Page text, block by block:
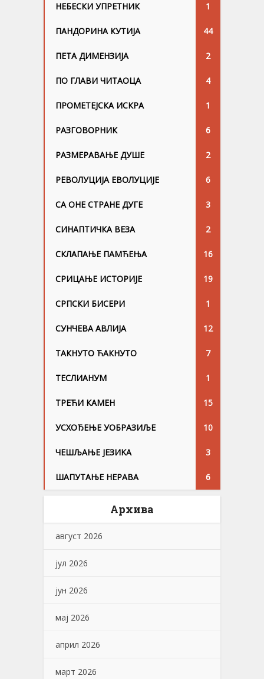
НЕБЕСКИ УПРЕТНИК 1
ПАНДОРИНА КУТИЈА 44
ПЕТА ДИМЕНЗИЈА 2
ПО ГЛАВИ ЧИТАОЦА 4
ПРОМЕТЕЈСКА ИСКРА 1
РАЗГОВОРНИК 6
РАЗМЕРАВАЊЕ ДУШЕ 2
РЕВОЛУЦИЈА ЕВОЛУЦИЈЕ 6
СА ОНЕ СТРАНЕ ДУГЕ 3
СИНАПТИЧКА ВЕЗА 2
СКЛАПАЊЕ ПАМЋЕЊА 16
СРИЦАЊЕ ИСТОРИЈЕ 19
СРПСКИ БИСЕРИ 1
СУНЧЕВА АВЛИЈА 12
ТАКНУТО ЋАКНУТО 7
ТЕСЛИАНУМ 1
ТРЕЋИ КАМЕН 15
УСХОЂЕЊЕ УОБРАЗИЉЕ 10
ЧЕШЉАЊЕ ЈЕЗИKА 3
ШАПУТАЊЕ НЕРАВА 6
Архива
август 2026
јул 2026
јун 2026
мај 2026
април 2026
март 2026